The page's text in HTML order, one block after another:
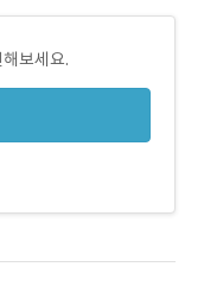
보세요.